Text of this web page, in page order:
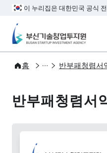
이 누리집은 대한민국 공식
부산기술창업투
홈
BSIA 소개
윤리경영 반부패청렴서
반부패청렴서